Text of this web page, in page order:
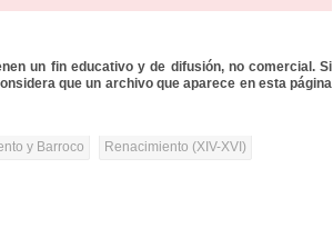
un fin educativo y de difusión, no comercial. Si
que un archivo que aparece en esta página
y Barroco Renacimiento (XIV-XVI)